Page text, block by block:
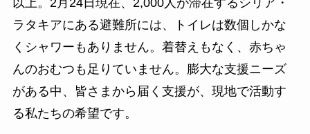
以上。2月24日現在、2,000人が滞在するシリア・
ラタキアにある避難所には、トイレは数個しかな
くシャワーもありません。着替えもなく、赤ちゃ
んのおむつも足りていません。膨大な支援ニーズ
がある中、皆さまから届く支援が、現地で活動す
る私たちの希望です。